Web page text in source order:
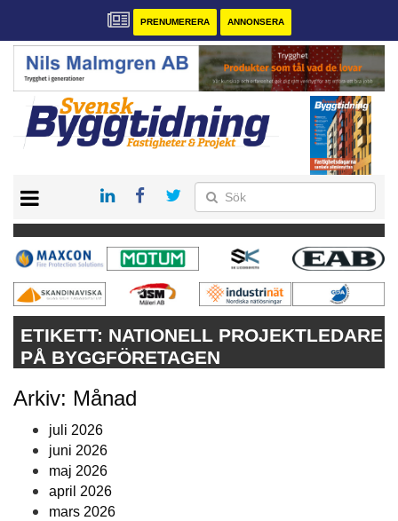
PRENUMERERA ANNONSERA
PRENUMERERA
VÅRA ANDRA MAGASIN
ANNONSERA
KONTAKT
ETIKETT: NATIONELL PROJEKTLEDARE
PÅ BYGGFÖRETAGEN
Arkiv: Månad
juli 2026
juni 2026
maj 2026
april 2026
mars 2026